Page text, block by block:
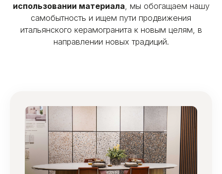
использовании материала, мы обогащаем нашу
самобытность и ищем пути продвижения
итальянского керамогранита к новым целям, в
направлении новых традиций.